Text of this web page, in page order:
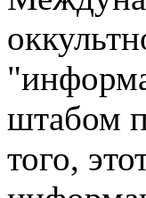
штабом
того,